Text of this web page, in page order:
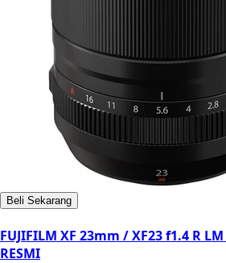
Beli Sekarang
FUJIFILM XF 23mm / XF23 f1.4 R
RESMI